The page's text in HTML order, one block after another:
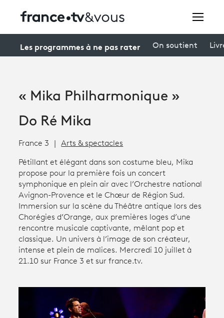
Avantages fidélité
À la une
Participer et assister à une émission
Productions et innovation
Programme tv
Les programmes à ne pas rater On soutient
« Mika Philharmonique »
Do Ré Mika
France 3 Arts & spectacles
Pétillant et élégant dans son costume bleu, Mika
propose pour la première fois un concert
symphonique en plein air avec l’Orchestre national
Avignon-Provence et le Chœur de Région Sud.
Immersion sur la scène du Théâtre antique lors des
Chorégies d’Orange, aux premières loges d’une
rencontre musicale captivante, mêlant pop et
classique. Un univers à l’image de son créateur,
intense et plein de malices. Mercredi 10 juillet à
21.10 sur France 3 et sur france.tv.